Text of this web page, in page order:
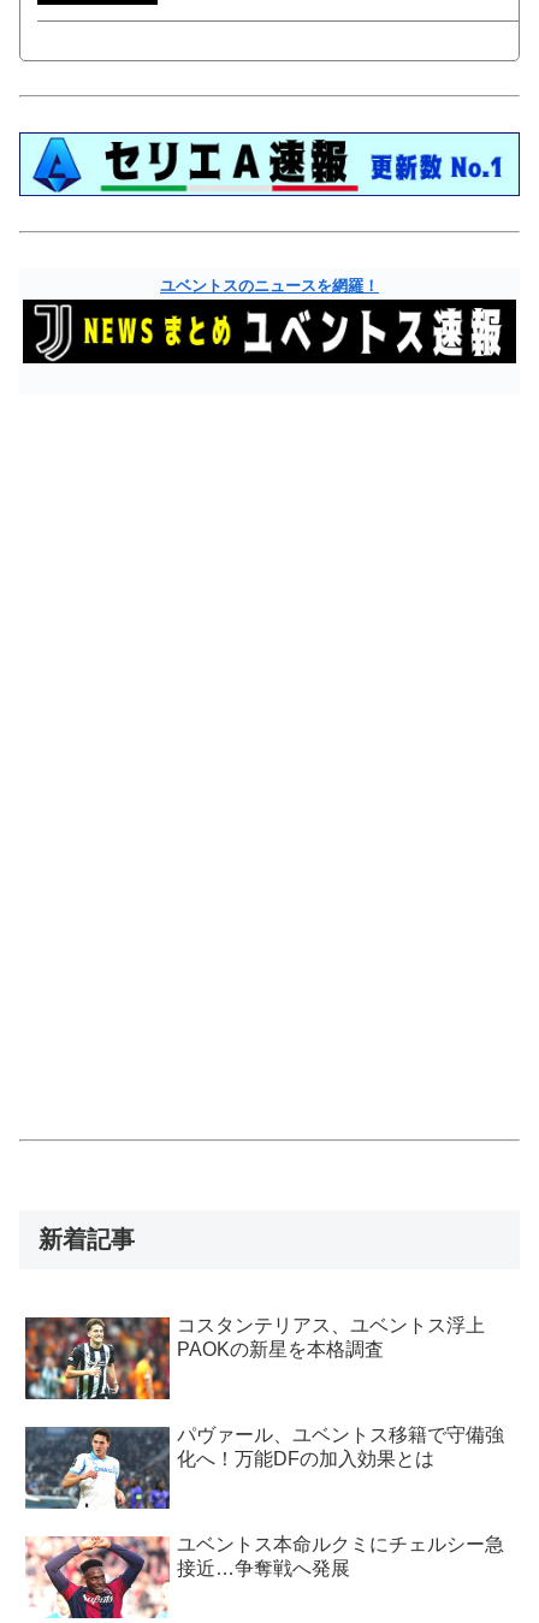
ユベントスのニュースを網羅！
新着記事
コスタンテリアス、ユベントス浮上
PAOKの新星を本格調査
パヴァール、ユベントス移籍で守備強
化へ！万能DFの加入効果とは
ユベントス本命ルクミにチェルシー急
接近…争奪戦へ発展